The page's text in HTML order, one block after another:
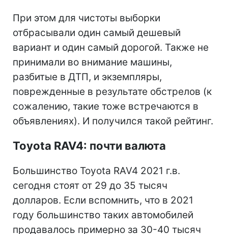
При этом для чистоты выборки
отбрасывали один самый дешевый
вариант и один самый дорогой. Также не
принимали во внимание машины,
разбитые в ДТП, и экземпляры,
поврежденные в результате обстрелов (к
сожалению, такие тоже встречаются в
объявлениях). И получился такой рейтинг.
Toyota RAV4: почти валюта
Большинство Toyota RAV4 2021 г.в.
сегодня стоят от 29 до 35 тысяч
долларов. Если вспомнить, что в 2021
году большинство таких автомобилей
продавалось примерно за 30-40 тысяч